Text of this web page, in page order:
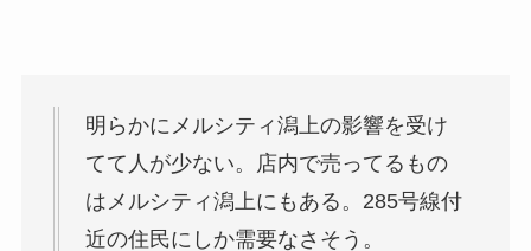
明らかにメルシティ潟上の影響を受け
てて人が少ない。店内で売ってるもの
はメルシティ潟上にもある。285号線付
近の住民にしか需要なさそう。